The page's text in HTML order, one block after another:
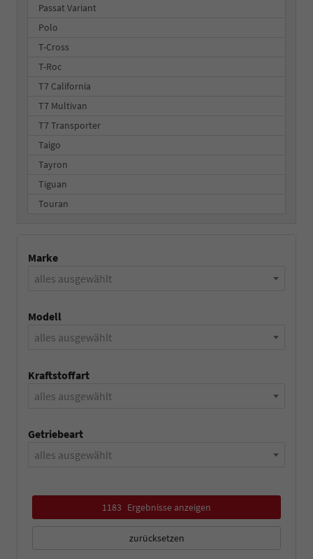
Passat Variant
Polo
T-Cross
T-Roc
T7 California
T7 Multivan
T7 Transporter
Taigo
Tayron
Tiguan
Touran
Marke
alles ausgewählt
Modell
alles ausgewählt
Kraftstoffart
alles ausgewählt
Getriebeart
alles ausgewählt
1183 Ergebnisse anzeigen
zurücksetzen